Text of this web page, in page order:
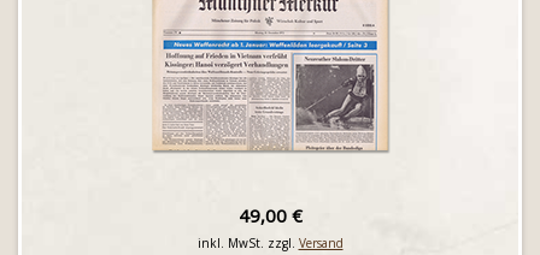
49,00 €
inkl. MwSt. zzgl. Versand